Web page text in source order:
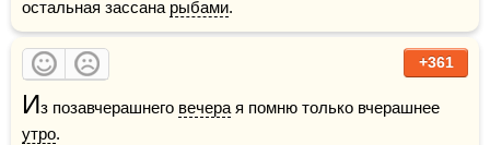
остальная зассана рыбами.
+361
Из позавчерашнего вечера
утро.